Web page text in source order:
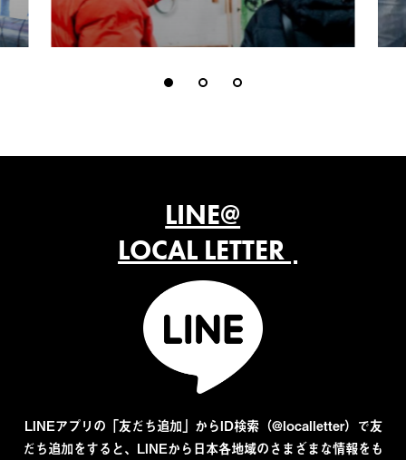
LINE@
LOCAL LETTER
LINEアプリの「友だち追加」からID検索（@localletter）で友
だち追加をすると、LINEから日本各地域のさまざまな情報をも